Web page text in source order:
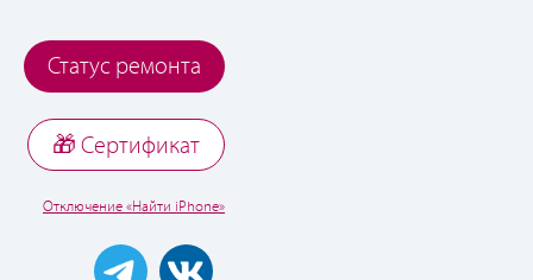
Статус ремонта
🎁 Cертификат
Отключение «Найти iPhone»